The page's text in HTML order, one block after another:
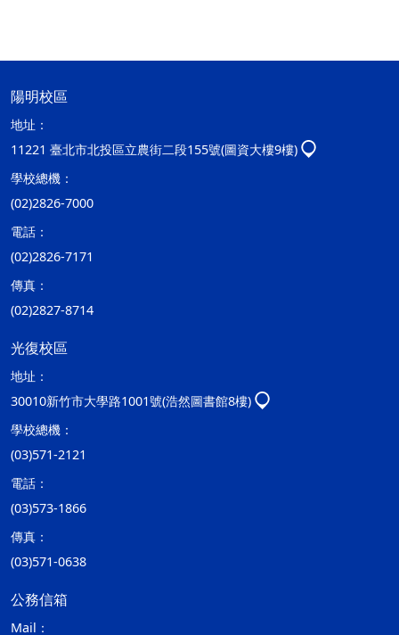
陽明校區
地址：
11221 臺北市北投區立農街二段155號(圖資大樓9樓)
學校總機：
(02)2826-7000
電話：
(02)2826-7171
傳真：
(02)2827-8714
光復校區
地址：
30010新竹市大學路1001號(浩然圖書館8樓)
學校總機：
(03)571-2121
電話：
(03)573-1866
傳真：
(03)571-0638
公務信箱
Mail：